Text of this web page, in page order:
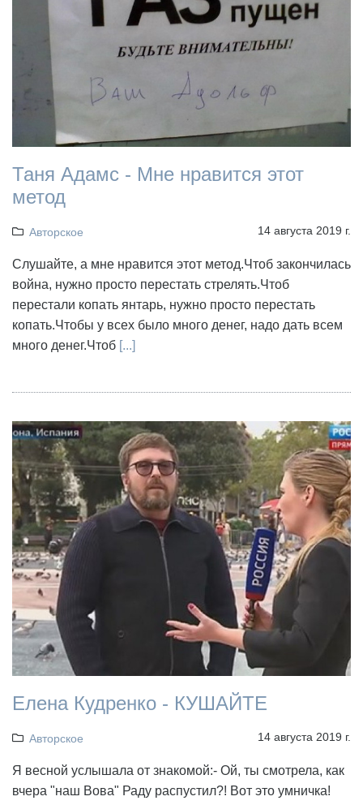
Таня Адамс - Мне нравится этот
метод
Авторское 14 августа 2019 г.
Слушайте, а мне нравится этот метод.Чтоб закончилась
война, нужно просто перестать стрелять.Чтоб
перестали копать янтарь, нужно просто перестать
копать.Чтобы у всех было много денег, надо дать всем
много денег.Чтоб [...]
Елена Кудренко - КУШАЙТЕ
Авторское 14 августа 2019 г.
Я весной услышала от знакомой:- Ой, ты смотрела, как
вчера "наш Вова" Раду распустил?! Вот это умничка!